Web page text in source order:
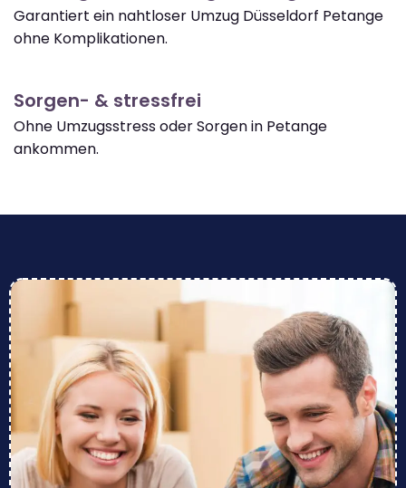
Garantiert ein nahtloser Umzug Düsseldorf Petange
ohne Komplikationen.
Sorgen- & stressfrei
Ohne Umzugsstress oder Sorgen in Petange
ankommen.